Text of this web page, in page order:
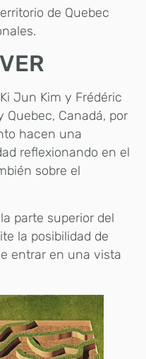
de Quebec
Jun Kim y Frédéric
Quebec, Canadá, por
hacen una
reflexionando en el
sobre el
parte superior del
la posibilidad de
entrar en una vista